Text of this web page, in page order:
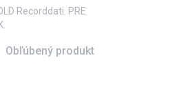
Recorddati. PRE
Obľúbený produkt